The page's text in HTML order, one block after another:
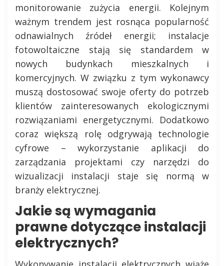
monitorowanie zużycia energii. Kolejnym
ważnym trendem jest rosnąca popularność
odnawialnych źródeł energii; instalacje
fotowoltaiczne stają się standardem w
nowych budynkach mieszkalnych i
komercyjnych. W związku z tym wykonawcy
muszą dostosować swoje oferty do potrzeb
klientów zainteresowanych ekologicznymi
rozwiązaniami energetycznymi. Dodatkowo
coraz większą rolę odgrywają technologie
cyfrowe – wykorzystanie aplikacji do
zarządzania projektami czy narzędzi do
wizualizacji instalacji staje się normą w
branży elektrycznej.
Jakie są wymagania
prawne dotyczące instalacji
elektrycznych?